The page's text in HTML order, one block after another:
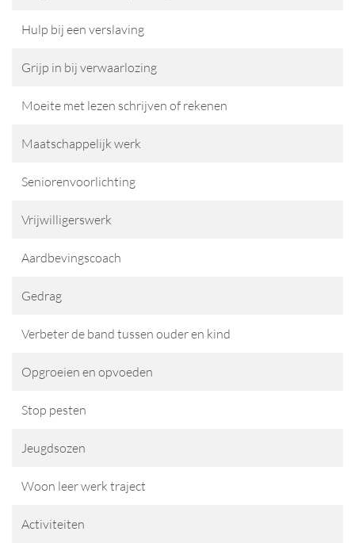
Hulp bij een verslaving
Grijp in bij verwaarlozing
Moeite met lezen schrijven of rekenen
Maatschappelijk werk
Seniorenvoorlichting
Vrijwilligerswerk
Aardbevingscoach
Gedrag
Verbeter de band tussen ouder en kind
Opgroeien en opvoeden
Stop pesten
Jeugdsozen
Woon leer werk traject
Activiteiten